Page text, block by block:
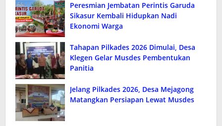
Peresmian Jembatan Perintis Garuda
Sikasur Kembali Hidupkan Nadi
Ekonomi Warga
Tahapan Pilkades 2026 Dimulai, Desa
Klegen Gelar Musdes Pembentukan
Panitia
Jelang Pilkades 2026, Desa Mejagong
Matangkan Persiapan Lewat Musdes